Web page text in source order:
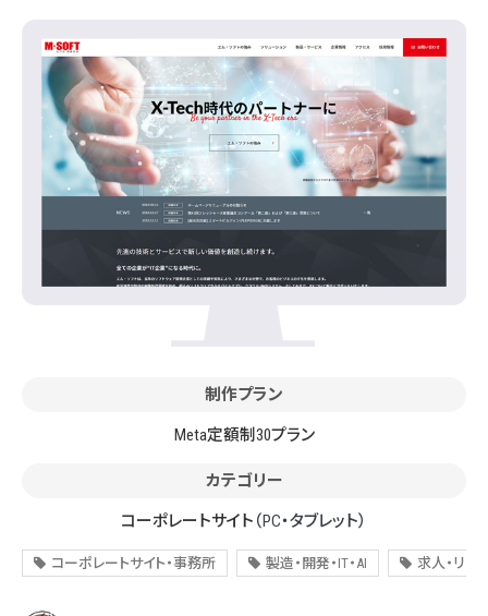
制作プラン
Meta定額制30プラン
カテゴリー
コーポレートサイト （PC・タブレット）
コーポレートサイト・事務所 製造・開発・IT・AI 求人・リク